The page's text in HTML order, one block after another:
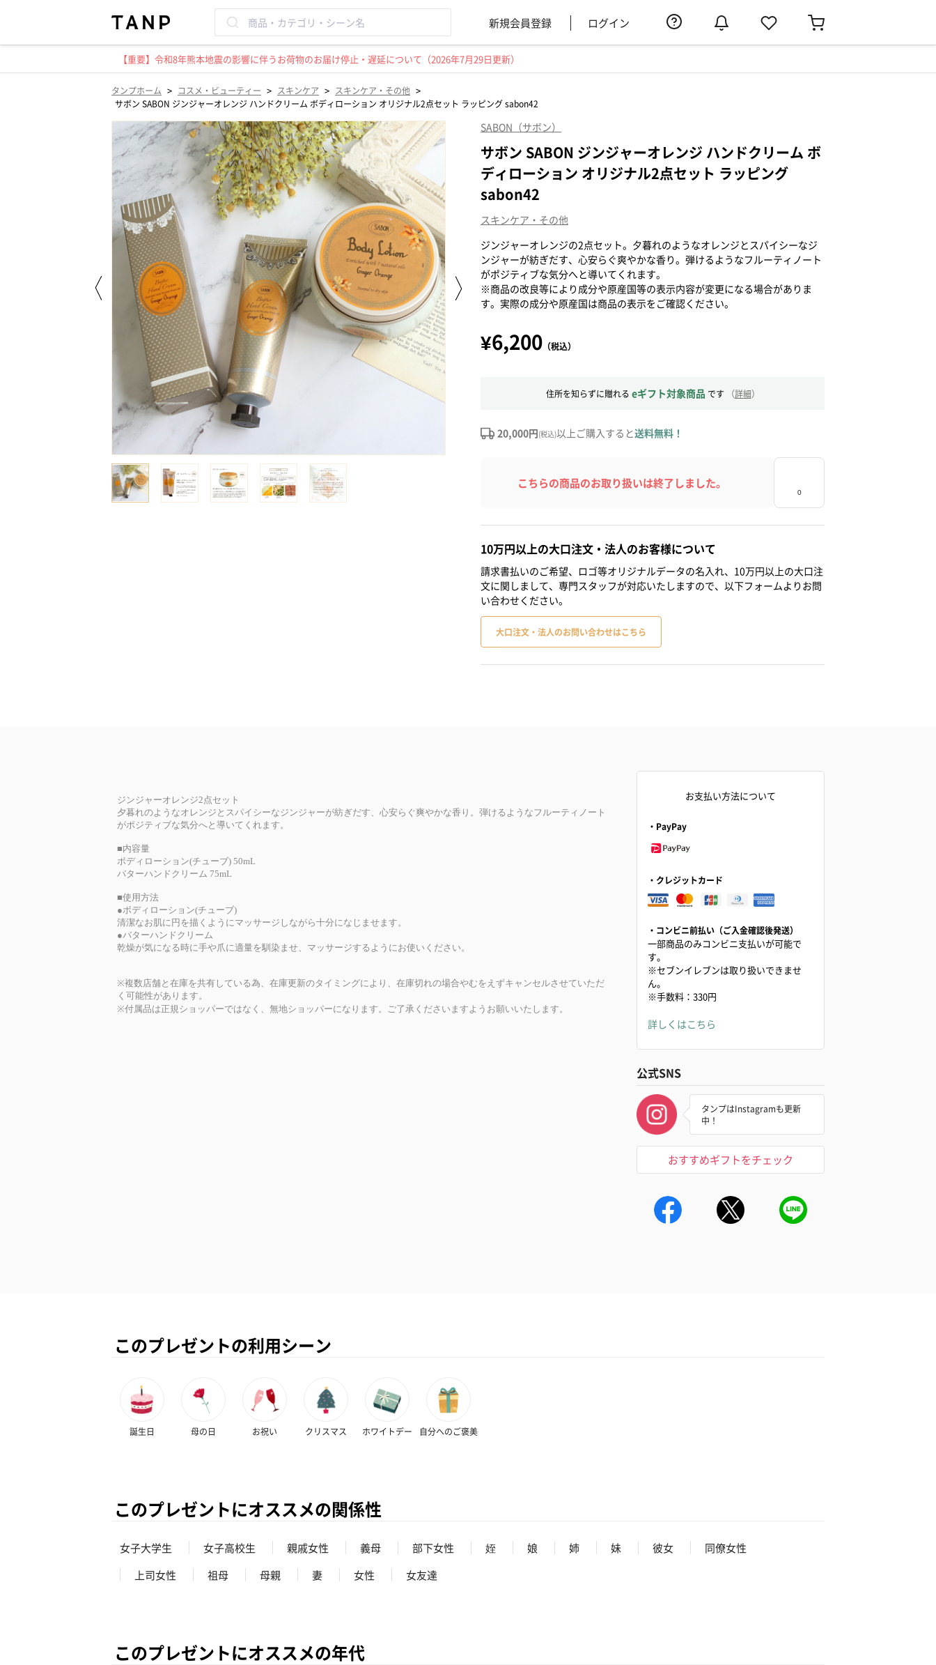
新規会員登録 ログイン
【重要】令和8年熊本地震の影響に伴うお荷物のお届け停止・遅延について（2026年7月29日更新）
タンプホーム > コスメ・ビューティー > スキンケア > スキンケア・その他 >
サボン SABON ジンジャーオレンジ ハンドクリーム ボディローション オリジナル2点セット ラッピング sabon42
SABON（サボン）
サボン SABON ジンジャーオレンジ ハンドクリーム ボ
ディローション オリジナル2点セット ラッピング
sabon42
スキンケア・その他
ジンジャーオレンジの2点セット。夕暮れのようなオレンジとスパイシーなジ
ンジャーが紡ぎだす、心安らぐ爽やかな香り。弾けるようなフルーティノート
がポジティブな気分へと導いてくれます。
※商品の改良等により成分や原産国等の表示内容が変更になる場合がありま
す。実際の成分や原産国は商品の表示をご確認ください。
¥6,200 （税込）
住所を知らずに贈れる eギフト対象商品 です （詳細）
20,000円(税込)以上ご購入すると送料無料！
こちらの商品のお取り扱いは終了しました。
10万円以上の大口注文・法人のお客様について
請求書払いのご希望、ロゴ等オリジナルデータの名入れ、10万円以上の大口注
文に関しまして、専門スタッフが対応いたしますので、以下フォームよりお問
い合わせください。
大口注文・法人のお問い合わせはこちら
お支払い方法について
・PayPay
・クレジットカード
・コンビニ前払い（ご入金確認後発送）
一部商品のみコンビニ支払いが可能で
す。
※セブンイレブンは取り扱いできませ
ん。
※手数料：330円
詳しくはこちら
公式SNS
タンプはInstagramも更新
中！
おすすめギフトをチェック
このプレゼントの利用シーン
誕生日 母の日 お祝い クリスマス ホワイトデー 自分へのご褒美
このプレゼントにオススメの関係性
女子大学生 女子高校生 親戚女性 義母 部下女性 姪 娘 姉 妹 彼女
同僚女性
上司女性
祖母 母親 妻 女性 女友達
このプレゼントにオススメの年代